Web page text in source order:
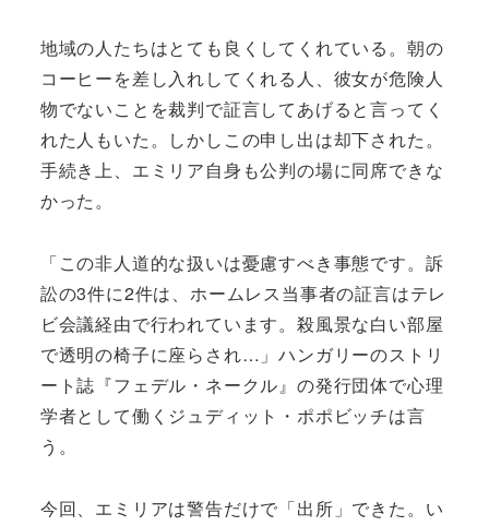
地域の人たちはとても良くしてくれている。朝の
コーヒーを差し入れしてくれる人、彼女が危険人
物でないことを裁判で証言してあげると言ってく
れた人もいた。しかしこの申し出は却下された。
手続き上、エミリア自身も公判の場に同席できな
かった。
「この非人道的な扱いは憂慮すべき事態です。訴
訟の3件に2件は、ホームレス当事者の証言はテレ
ビ会議経由で行われています。殺風景な白い部屋
で透明の椅子に座らされ…」ハンガリーのストリ
ート誌『フェデル・ネークル』の発行団体で心理
学者として働くジュディット・ポポビッチは言
う。
今回、エミリアは警告だけで「出所」できた。い